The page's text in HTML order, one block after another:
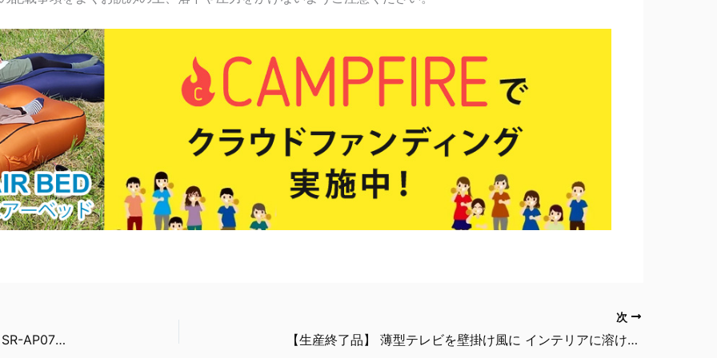
【生産終了品】アクリルパーテーション Sサイズ SR-AP075-S
次
【生産終了品】 薄型テレビを壁掛け風に インテリアに溶け込むスマートデザイン 壁掛けテレビスタンド 32～46インチ対応 SR-TVST03